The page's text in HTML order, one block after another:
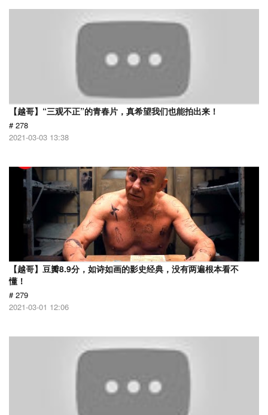
【越哥】“三观不正”的青春片，真希望我们也能拍出来！
# 278
2021-03-03 13:38
【越哥】豆瓣8.9分，如诗如画的影史经典，没有两遍根本看不
懂！
# 279
2021-03-01 12:06